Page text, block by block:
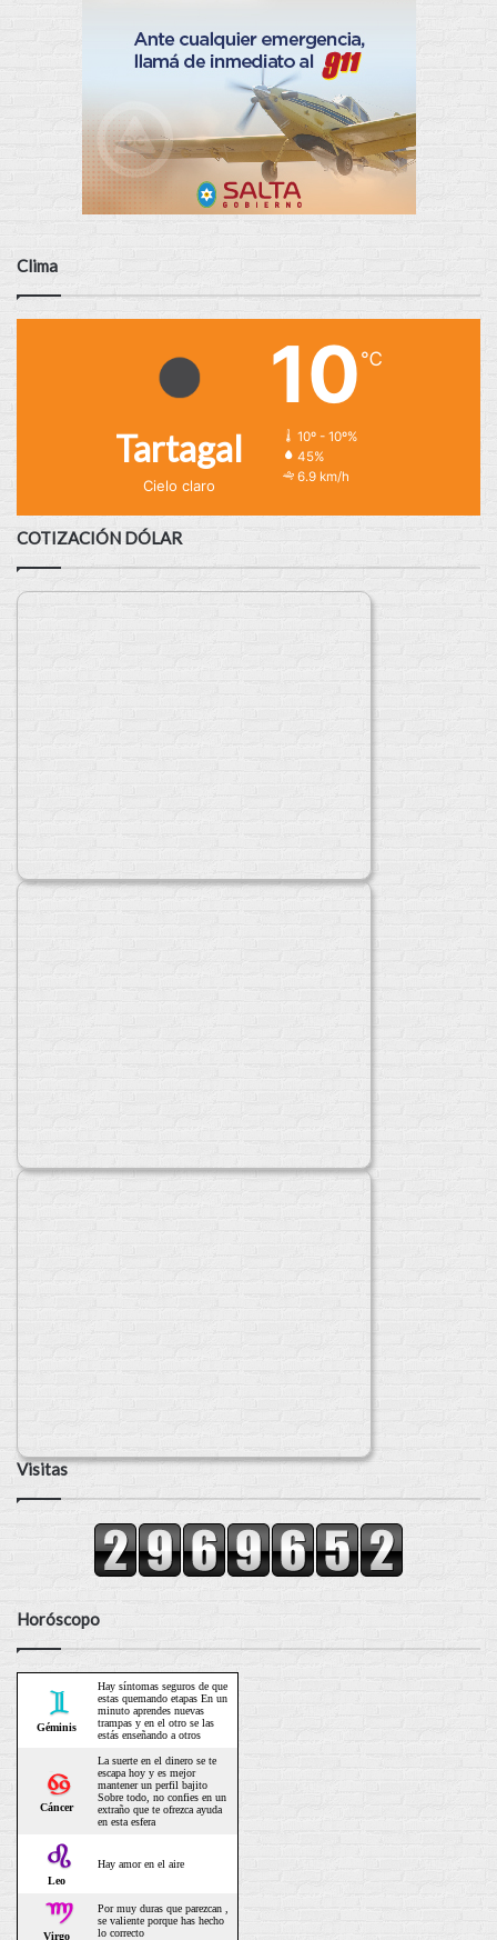
Clima
Tartagal
Cielo claro
10 ℃
10º - 10º%
45%
6.9 km/h
COTIZACIÓN DÓLAR
Visitas
Horóscopo